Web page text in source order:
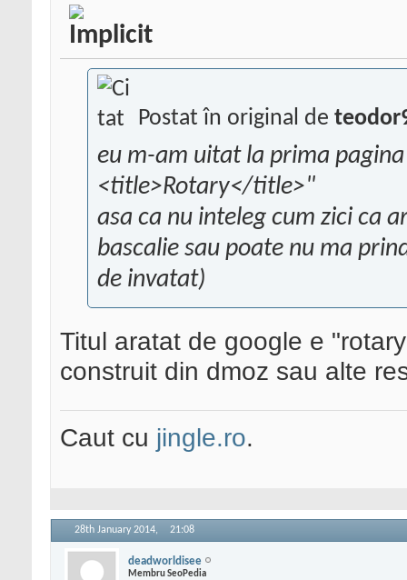
Postat în original de
eu m-am uitat la prima
<title>Rotary</title>"
asa ca nu inteleg cum zici ca
bascalie sau poate nu ma
de invatat)
Titul aratat de google e
construit din dmoz sau alte
Caut cu jingle.ro.
28th January 2014, 21:08
deadworldisee
Membru SeoPedia